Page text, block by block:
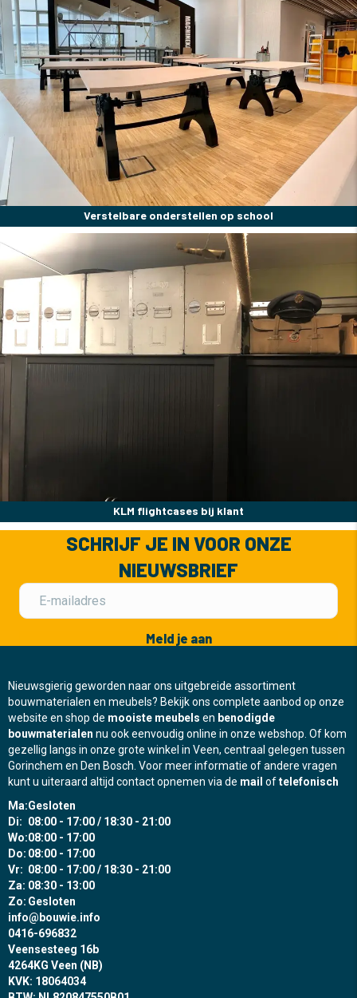
Verstelbare onderstellen op school
KLM flightcases bij klant
SCHRIJF JE IN VOOR ONZE
NIEUWSBRIEF
Meld je aan
Nieuwsgierig geworden naar ons uitgebreide assortiment
bouwmaterialen en meubels? Bekijk ons complete aanbod op onze
website en shop de mooiste meubels en benodigde
bouwmaterialen nu ook eenvoudig online in onze webshop. Of kom
gezellig langs in onze grote winkel in Veen, centraal gelegen tussen
Gorinchem en Den Bosch. Voor meer informatie of andere vragen
kunt u uiteraard altijd contact opnemen via de mail oftelefonisch
Ma:Gesloten
Di: 08:00 - 17:00 / 18:30 - 21:00
Wo:08:00 - 17:00
Do: 08:00 - 17:00
Vr: 08:00 - 17:00 / 18:30 - 21:00
Za: 08:30 - 13:00
Zo: Gesloten
info@bouwie.info
0416-696832
Veensesteeg 16b
4264KG Veen (NB)
KVK: 18064034